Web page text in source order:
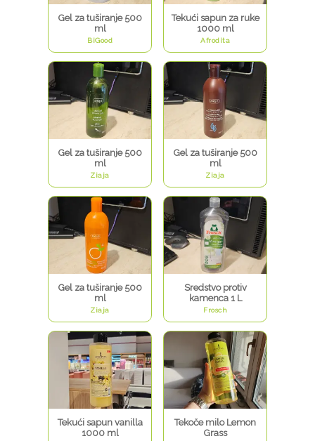
Gel za tuširanje 500
ml
BiGood
Tekući sapun za ruke
1000 ml
Afrodita
Gel za tuširanje 500
ml
Ziaja
Gel za tuširanje 500
ml
Ziaja
Gel za tuširanje 500
ml
Ziaja
Sredstvo protiv
kamenca 1 L
Frosch
Tekući sapun vanilla
1000 ml
Tekoče milo Lemon
Grass